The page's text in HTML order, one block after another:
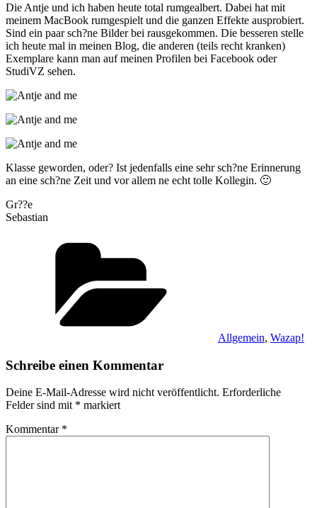
Die Antje und ich haben heute total rumgealbert. Dabei hat mit
meinem MacBook rumgespielt und die ganzen Effekte ausprobiert.
Sind ein paar sch?ne Bilder bei rausgekommen. Die besseren stelle
ich heute mal in meinen Blog, die anderen (teils recht kranken)
Exemplare kann man auf meinen Profilen bei Facebook oder
StudiVZ sehen.
Klasse geworden, oder? Ist jedenfalls eine sehr sch?ne Erinnerung
an eine sch?ne Zeit und vor allem ne echt tolle Kollegin. 🙂
Gr??e
Sebastian
Allgemein, Wazap!
Schreibe einen Kommentar
Deine E-Mail-Adresse wird nicht veröffentlicht. Erforderliche
Felder sind mit * markiert
Kommentar *